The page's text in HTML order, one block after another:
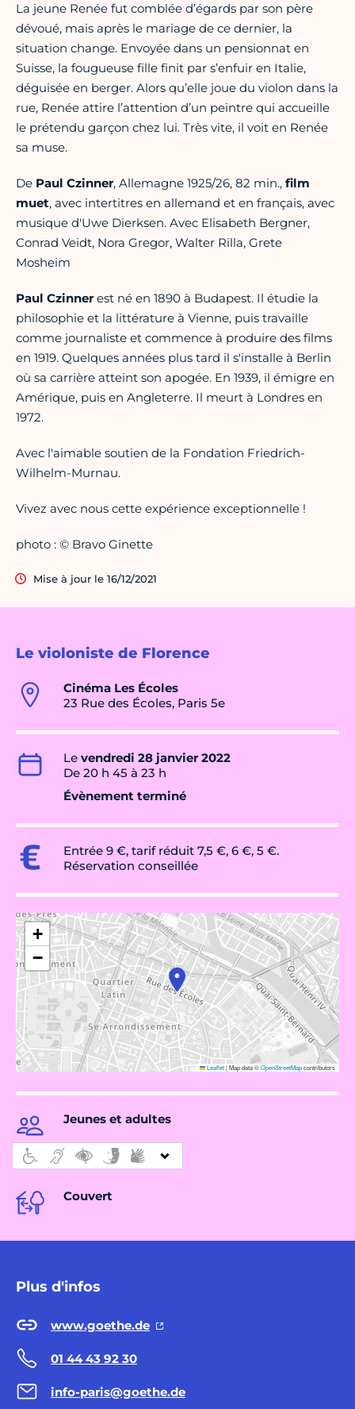
Le violoniste de Florence
Cinéma Les Écoles
23 Rue des Écoles, Paris 5e
Le vendredi 28 janvier 2022
De 20 h 45 à 23 h
Évènement terminé
Entrée 9 €, tarif réduit 7,5 €, 6 €, 5 €.
Réservation conseillée
+
−
Leaflet|Map data ©OpenStreetMapcontributors
Jeunes et adultes
Couvert
Plus d'infos
www.goethe.de
01 44 43 92 30
info-paris@goethe.de
La jeune Renée fut comblée d’égards par son père
dévoué, mais après le mariage de ce dernier, la
situation change. Envoyée dans un pensionnat en
Suisse, la fougueuse fille finit par s’enfuir en Italie,
déguisée en berger. Alors qu’elle joue du violon dans la
rue, Renée attire l’attention d’un peintre qui accueille
le prétendu garçon chez lui. Très vite, il voit en Renée
sa muse.
De Paul Czinner, Allemagne 1925/26, 82 min., film
muet, avec intertitres en allemand et en français, avec
musique d'Uwe Dierksen. Avec Elisabeth Bergner,
Conrad Veidt, Nora Gregor, Walter Rilla, Grete
Mosheim
Paul Czinnerest né en 1890 à Budapest. Il étudie la
philosophie et la littérature à Vienne, puis travaille
comme journaliste et commence à produire des films
en 1919. Quelques années plus tard il s'installe à Berlin
où sa carrière atteint son apogée. En 1939, il émigre en
Amérique, puis en Angleterre. Il meurt à Londres en
1972.
Avec l'aimable soutien de la Fondation Friedrich-
Wilhelm-Murnau.
Vivez avec nous cette expérience exceptionnelle !
photo : © Bravo Ginette
Mise à jour le 16/12/2021